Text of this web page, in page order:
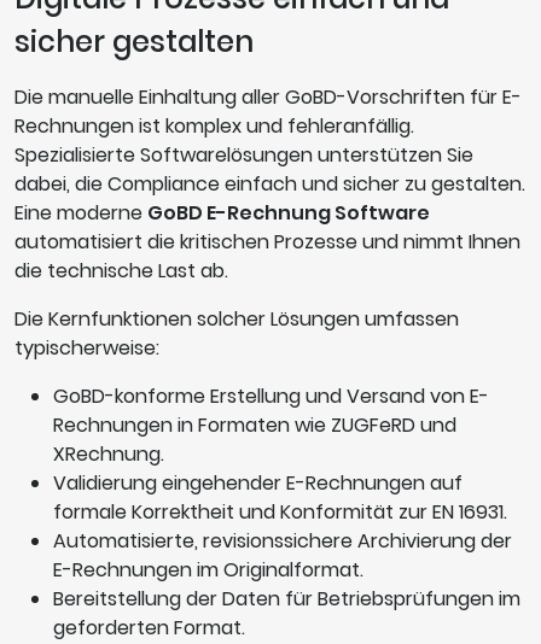
sicher gestalten
Die manuelle Einhaltung aller GoBD-Vorschriften für E-
Rechnungen ist komplex und fehleranfällig.
Spezialisierte Softwarelösungen unterstützen Sie
dabei, die Compliance einfach und sicher zu gestalten.
Eine moderne GoBD E-Rechnung Software
automatisiert die kritischen Prozesse und nimmt Ihnen
die technische Last ab.
Die Kernfunktionen solcher Lösungen umfassen
typischerweise:
GoBD-konforme Erstellung und Versand von E-
Rechnungen in Formaten wie ZUGFeRD und
XRechnung.
Validierung eingehender E-Rechnungen auf
formale Korrektheit und Konformität zur EN 16931.
Automatisierte, revisionssichere Archivierung der
E-Rechnungen im Originalformat.
Bereitstellung der Daten für Betriebsprüfungen im
geforderten Format.